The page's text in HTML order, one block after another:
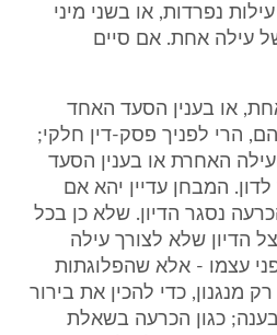
נפרדות, או בשני מיני
עילה אחת. אם סיים
או בענין הסעד האחד
הרי לפניך פסק-דין חלקי;
האחרת או בענין הסעד
המבחן עדיין יהא אם
נסגר הדיון. שלא כן בכל
הדיון שלא לצורך עילה
עצמו - אלא שהפלוגתות
כדי להכין את בירור
כגון הכרעה בשאלת